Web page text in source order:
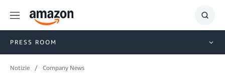
Menu
Show
PRESS ROOM
Notizie Company News